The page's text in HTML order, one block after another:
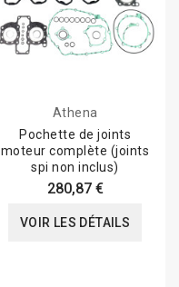
Athena
Pochette de joints
moteur complète (joints
spi non inclus)
280,87 €
VOIR LES DÉTAILS